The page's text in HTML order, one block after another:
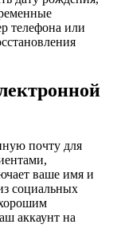
телефона или
почту для
ваше имя и
социальных
аккаунт на